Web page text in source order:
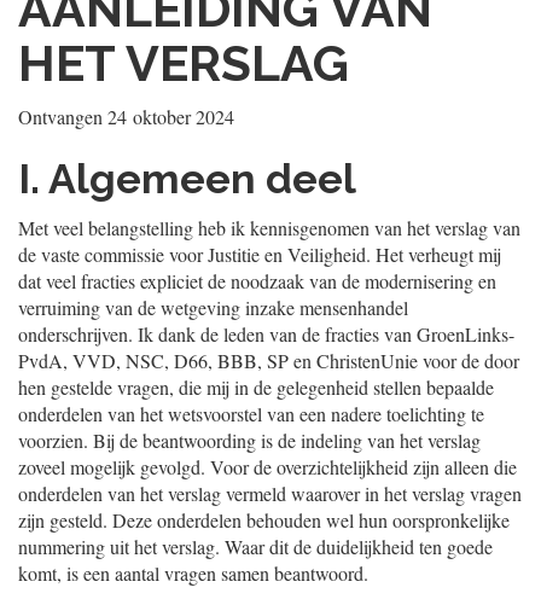
HET VERSLAG
Ontvangen 24 oktober 2024
I. Algemeen deel
Met veel belangstelling heb ik kennisgenomen van het verslag van
de vaste commissie voor Justitie en Veiligheid. Het verheugt mij
dat veel fracties expliciet de noodzaak van de modernisering en
verruiming van de wetgeving inzake mensenhandel
onderschrijven. Ik dank de leden van de fracties van GroenLinks-
PvdA, VVD, NSC, D66, BBB, SP en ChristenUnie voor de door
hen gestelde vragen, die mij in de gelegenheid stellen bepaalde
onderdelen van het wetsvoorstel van een nadere toelichting te
voorzien. Bij de beantwoording is de indeling van het verslag
zoveel mogelijk gevolgd. Voor de overzichtelijkheid zijn alleen die
onderdelen van het verslag vermeld waarover in het verslag vragen
zijn gesteld. Deze onderdelen behouden wel hun oorspronkelijke
nummering uit het verslag. Waar dit de duidelijkheid ten goede
komt, is een aantal vragen samen beantwoord.